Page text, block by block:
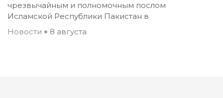
чрезвычайным и полномочным послом
Исламской Республики Пакистан в
Новости
8 августа